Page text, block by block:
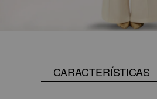
CARACTERÍSTICAS